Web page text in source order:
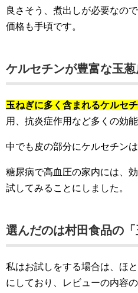
良さそう、煮出しが必要なの
価格も手頃です。
ケルセチンが豊富な玉
玉ねぎに多く含まれるケルセ
用、抗炎症作用など多くの効能
中でも皮の部分にケルセチン
糖尿病で高血圧の家内には、
試してみることにしました。
選んだのは村田食品の「
私はお試しをする場合は、ほ
にしており、レビューの内容